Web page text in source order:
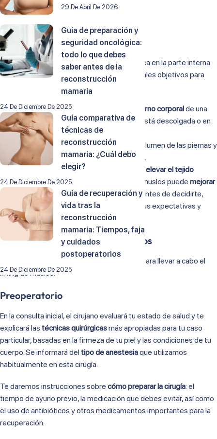
Lifting de muslos
7 de abril de 2022
El lifting de muslos, habitualmente, se practica en la parte interna
del muslo. Entonces, ¿cuáles son sus principales objetivos para
Se puede llevar a cabo para mejorar el contorno corporalde una
mujer que piense que la piel de sus muslos está descolgada o en
mal estado.
También para corregir unareducción
en el volumen de las piernas y
muslos tras una pérdida importante de peso.
La cruroplastia se realiza generalmente para elevar el tejido
descolgadode muslos y nalgas. El lifting de muslos puede mejorar
tu apariencia y tu autoestima. Sin embargo, antes de decidirte,
debes revisar cuidadosamente cuáles son tus expectativas y
comentarlas con nuestro equipo.
Procedimiento del lifting de muslos
A continuación, se detalla el procedimiento para llevar a cabo el
lifting de muslos.
Preoperatorio
En la consulta inicial, el cirujano evaluará tu estado de salud y te
explicará las técnicas quirúrgicasmás apropiadas para tu caso
particular, basadas en la firmeza de tu piel y las condiciones de tu
cuerpo. Se informará del tipo de anestesiaque utilizamos
habitualmente en esta cirugía.
Te daremos instrucciones sobre cómo preparar la cirugía: el
tiempo de ayuno previo, la medicación que debes evitar, así como
el uso de antibióticos y otros medicamentos importantes para la
recuperación.
29 De Abril De 2026
Guía de preparación y
seguridad oncológica:
todo lo que debes
saber antes de la
reconstrucción
mamaria
24 De Diciembre De 2025
Guía comparativa de
técnicas de
reconstrucción
mamaria: ¿Cuál debo
elegir?
24 De Diciembre De 2025
Guía de recuperación y
vida tras la
reconstrucción
mamaria: Tiempos, faja
y cuidados
postoperatorios
24 De Diciembre De 2025